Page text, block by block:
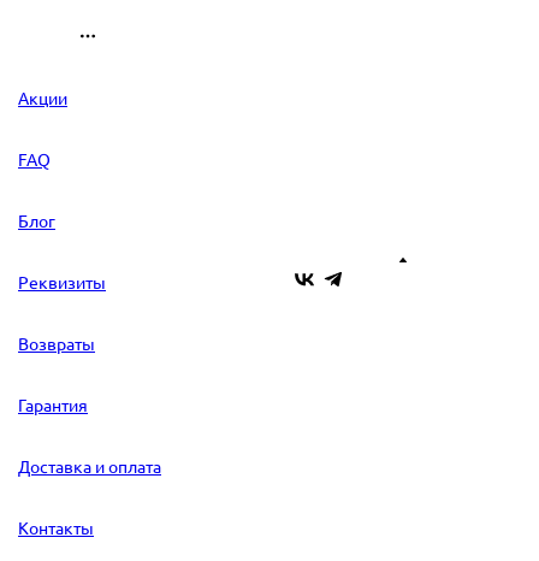
Акции
FAQ
Блог
Реквизиты
Возвраты
Гарантия
Доставка и оплата
Контакты